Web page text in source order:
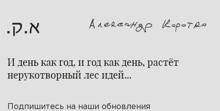
И день как год, и год как день, растёт
нерукотворный лес идей...
Подпишитесь на наши обновления